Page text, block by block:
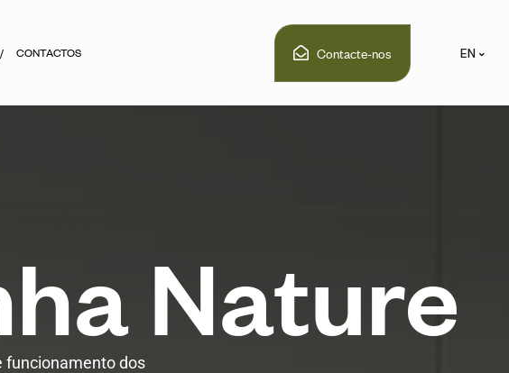
CONTACTOS Contacte-nos EN
ha Nature
funcionamento dos